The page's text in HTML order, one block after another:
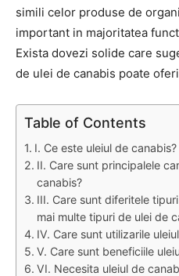
simili celor produse de
important in majoritatea
Exista dovezi solide care
de ulei de canabis poate
Table of Contents
I. Ce este uleiul de canabis?
II. Care sunt principalele
canabis?
III. Care sunt diferitele
mai multe tipuri de ulei de
IV. Care sunt utilizarile
V. Care sunt beneficiile
VI. Necesita uleiul de